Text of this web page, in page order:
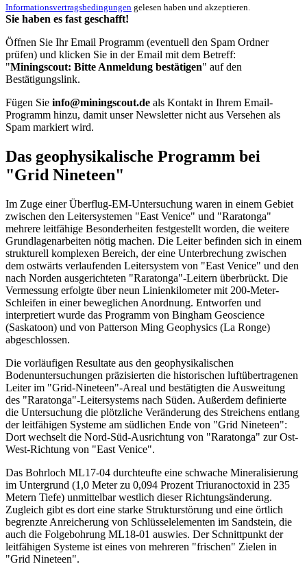
Informationsvertragsbedingungen gelesen haben und akzeptieren.
Sie haben es fast geschafft!
Öffnen Sie Ihr Email Programm (eventuell den Spam Ordner
prüfen) und klicken Sie in der Email mit dem Betreff:
"Miningscout: Bitte Anmeldung bestätigen" auf den
Bestätigungslink.
Fügen Sie info@miningscout.de als Kontakt in Ihrem Email-
Programm hinzu, damit unser Newsletter nicht aus Versehen als
Spam markiert wird.
Das geophysikalische Programm bei
"Grid Nineteen"
Im Zuge einer Überflug-EM-Untersuchung waren in einem Gebiet
zwischen den Leitersystemen "East Venice" und "Raratonga"
mehrere leitfähige Besonderheiten festgestellt worden, die weitere
Grundlagenarbeiten nötig machen. Die Leiter befinden sich in einem
strukturell komplexen Bereich, der eine Unterbrechung zwischen
dem ostwärts verlaufenden Leitersystem von "East Venice" und den
nach Norden ausgerichteten "Raratonga"-Leitern überbrückt. Die
Vermessung erfolgte über neun Linienkilometer mit 200-Meter-
Schleifen in einer beweglichen Anordnung. Entworfen und
interpretiert wurde das Programm von Bingham Geoscience
(Saskatoon) und von Patterson Ming Geophysics (La Ronge)
abgeschlossen.
Die vorläufigen Resultate aus den geophysikalischen
Bodenuntersuchungen präzisierten die historischen luftübertragenen
Leiter im "Grid-Nineteen"-Areal und bestätigten die Ausweitung
des "Raratonga"-Leitersystems nach Süden. Außerdem definierte
die Untersuchung die plötzliche Veränderung des Streichens entlang
der leitfähigen Systeme am südlichen Ende von "Grid Nineteen":
Dort wechselt die Nord-Süd-Ausrichtung von "Raratonga" zur Ost-
West-Richtung von "East Venice".
Das Bohrloch ML17-04 durchteufte eine schwache Mineralisierung
im Untergrund (1,0 Meter zu 0,094 Prozent Triuranoctoxid in 235
Metern Tiefe) unmittelbar westlich dieser Richtungsänderung.
Zugleich gibt es dort eine starke Strukturstörung und eine örtlich
begrenzte Anreicherung von Schlüsselelementen im Sandstein, die
auch die Folgebohrung ML18-01 auswies. Der Schnittpunkt der
leitfähigen Systeme ist eines von mehreren "frischen" Zielen in
"Grid Nineteen".